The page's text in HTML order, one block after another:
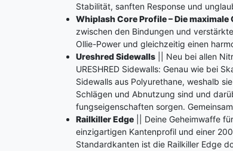
Stabilität, sanften Response und
Whiplash Core Profile – Die maximale
zwischen den Bindungen und
Ollie-Power und gleichzeitig einen
Ureshred Sidewalls || Neu bei allen
URESHRED Sidewalls: Genau wie bei
Sidewalls aus Polyurethane, weshalb
Schlägen und Abnutzung sind und
fungseigenschaften sorgen.
Railkiller Edge || Deine Geheimwaffe
einzigartigen Kantenprofil und einer
Standardkanten ist die Railkiller Edge